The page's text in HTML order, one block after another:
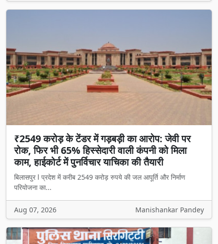
₹2549 करोड़ के टेंडर में गड़बड़ी का आरोप: जेवी पर
रोक, फिर भी 65% हिस्सेदारी वाली कंपनी को मिला
काम, हाईकोर्ट में पुनर्विचार याचिका की तैयारी
बिलासपुर l प्रदेश में करीब 2549 करोड़ रुपये की जल आपूर्ति और निर्माण
परियोजना का...
Aug 07, 2026 Manishankar Pandey